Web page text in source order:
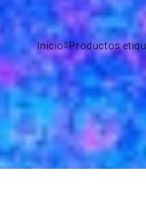
Inicio Productos